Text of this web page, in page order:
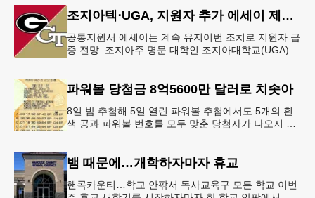
조지아텍⋅UGA, 지원자 추가 에세이 제출 폐지
공통지원서 에세이는 계속 유지이번 조치로 지원자 급
증 전망 조지아주 명문 대학인 조지아대학교(UGA)와
파워볼 당첨금 8억5600만 달러로 치솟아
8일 밤 추첨해 5일 열린 파워볼 추첨에서도 5개의 흰
색 공과 파워볼 번호를 모두 맞춘 당첨자가 나오지 않
뱀 때문에…개학하자마자 휴교
핸콕카운티…학교 안팎서 독사교육구 모든 학교 이번